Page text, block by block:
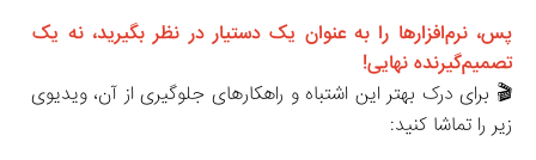
پس، نرم‌افزارها را به عنوان یک دستیار در نظر بگیرید، نه یک
تصمیم‌گیرنده نهایی!
🎬 برای درک بهتر این اشتباه و راهکارهای جلوگیری از آن، ویدیوی
زیر را تماشا کنید: